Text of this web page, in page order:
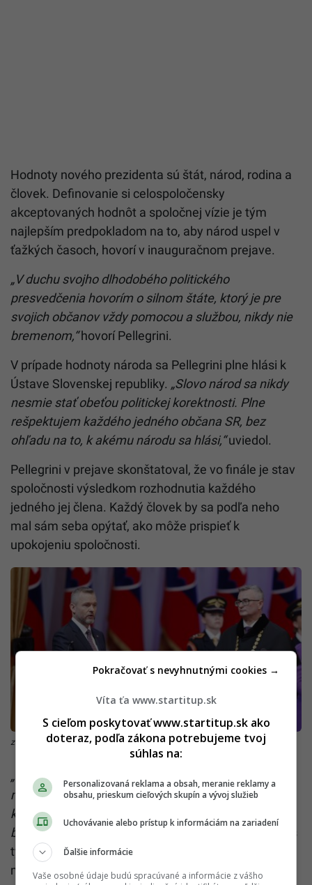
Hodnoty nového prezidenta sú štát, národ, rodina a
človek. Definovanie si celospoločensky
akceptovaných hodnôt a spoločnej vízie je tým
najlepším predpokladom na to, aby národ uspel v
ťažkých časoch, hovorí v inauguračnom prejave.
„V duchu svojho dlhodobého politického
presvedčenia hovorím o silnom štáte, ktorý je pre
svojich občanov vždy pomocou a službou, nikdy nie
bremenom,“hovorí Pellegrini.
V prípade hodnoty národa sa Pellegrini plne hlási k
Ústave Slovenskej republiky. „Slovo národ sa nikdy
nesmie stať obeťou politickej korektnosti. Plne
rešpektujem každého jedného občana SR, bez
ohľadu na to, k akému národu sa hlási,“uviedol.
Pellegrini v prejave skonštatoval, že vo finále je stav
spoločnosti výsledkom rozhodnutia každého
jedného jej člena. Každý človek by sa podľa neho
mal sám seba opýtať, ako môže prispieť k
upokojeniu spoločnosti.
zdroj: Inaugurácia Petra Pellegriniho
„Je to zásadná úloha, ktorá dnes stojí pred politikmi,
mienkotvorcami i médiami. Ale nájsť hodnoty, na
ktorých sa ako spoločnosť zhodneme a ktoré
budeme ctiť, je úlohou pre každého z nás,“
povedal s
tým, že on ako prezident je pre to pripravený urobiť
maximum.
Víta ťa www.startitup.sk
S cieľom poskytovať www.startitup.sk ako
doteraz, podľa zákona potrebujeme tvoj
súhlas na:
Personalizovaná reklama a obsah, meranie reklamy a
obsahu, prieskum cieľových skupín a vývoj služieb
Uchovávanie alebo prístup k informáciám na zariadení
Ďalšie informácie
Vaše osobné údaje budú spracúvané a informácie z vášho
Pokračovať s nevyhnutnými cookies →